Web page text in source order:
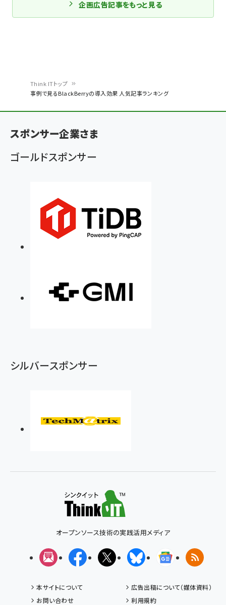
く
ず
Think ITトップ
事例で見るBlackBerryの導入効果 人気記事ランキング
企画広告記事をもっと見る
スポンサー企業さま
ゴールドスポンサー
シルバースポンサー
オープンソース技術の実践活用メディア
メルマガFacebookX(エックス)BlueskyGoogleニュ
RSS
本サイトについて
広告出稿について（媒体資料）
お問い合わせ
利用規約